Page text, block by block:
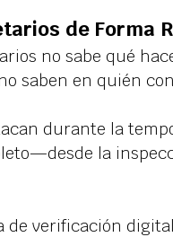
de Forma
no sabe qué
saben en quién
durante la
la
de verificación